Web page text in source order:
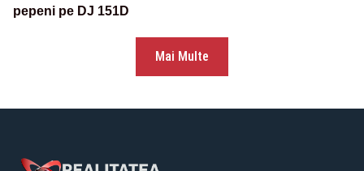
pepeni pe DJ 151D
Mai Multe